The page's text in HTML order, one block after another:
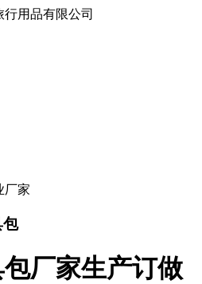
用品有限公司
厂家
包
厂家生产订做